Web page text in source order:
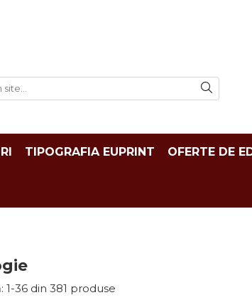
TIPOGRAFIA EUPRINT OFERTE DE
1-36 din 381 produse